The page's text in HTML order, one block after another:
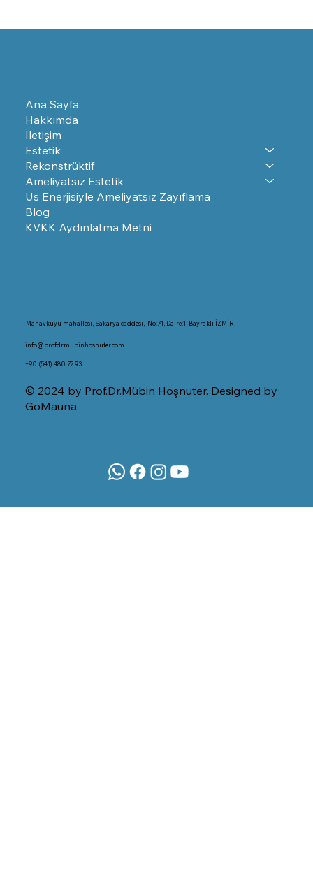
Ana Sayfa
Hakkımda
İletişim
Estetik
Rekonstrüktif
Ameliyatsız Estetik
Us Enerjisiyle Ameliyatsız Zayıflama
Blog
KVKK Aydınlatma Metni
Manavkuyu mahallesi, Sakarya caddesi, No:74, Daire:1, Bayraklı İZMİR
info@profdrmubinhosnuter.com
+90 (541) 480 72 93
© 2024 by Prof.Dr.Mübin Hoşnuter. Designed by
GoMauna